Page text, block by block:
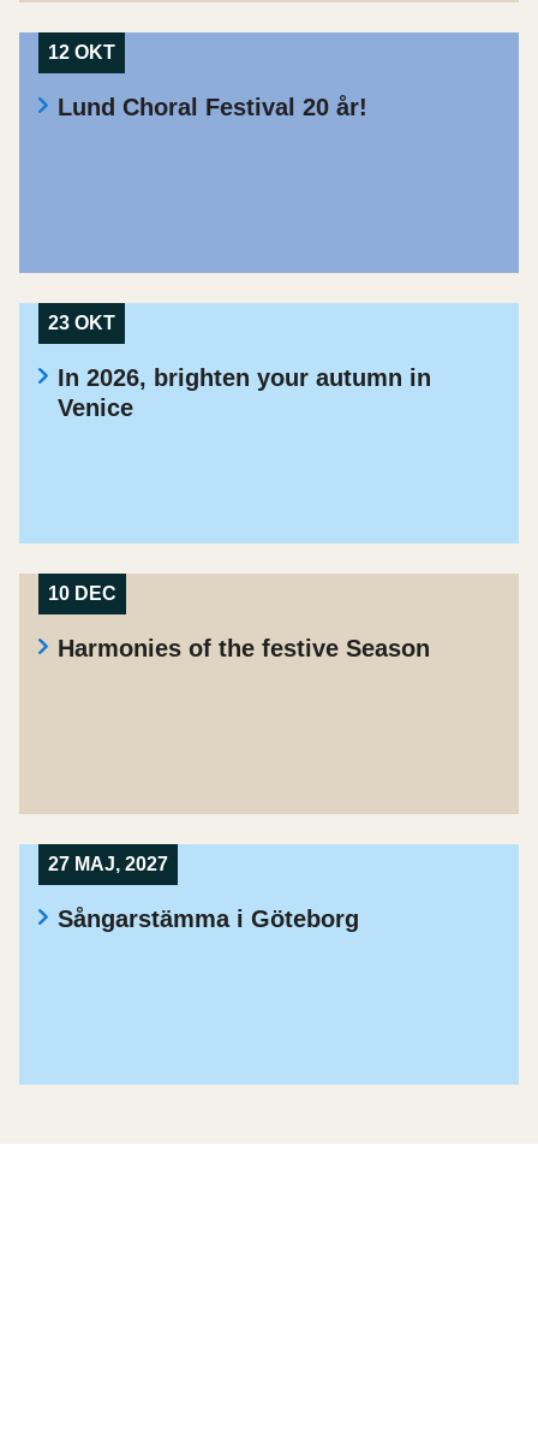
12 OKT
Lund Choral Festival 20 år!
23 OKT
In 2026, brighten your autumn in
Venice
10 DEC
Harmonies of the festive Season
27 MAJ, 2027
Sångarstämma i Göteborg